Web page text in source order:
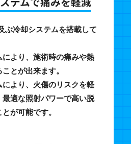
ぶ冷却システムを搭載して
より、施術時の痛みや熱
とが出来ます。
により、火傷のリスクを軽
適な照射パワーで高い脱
が可能です。